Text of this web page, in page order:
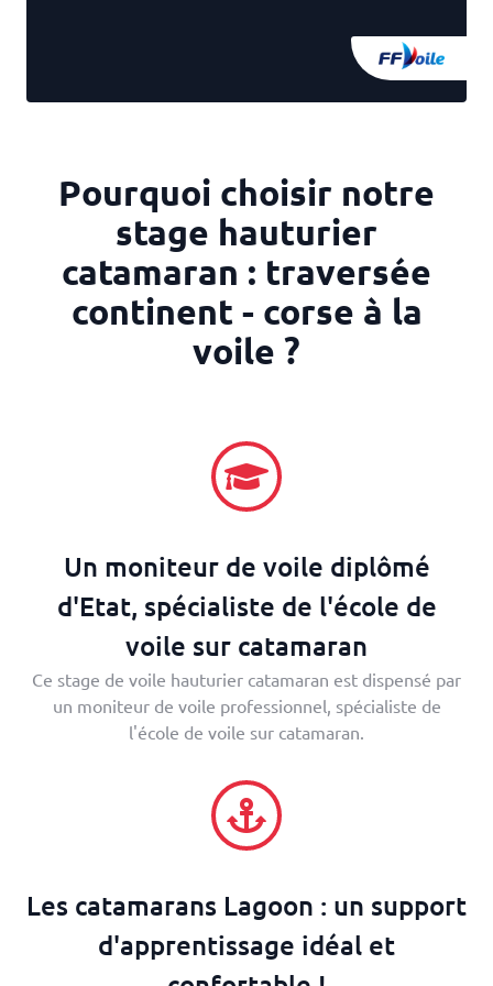
Pourquoi choisir notre
stage hauturier
catamaran : traversée
continent - corse à la
voile ?
Un moniteur de voile diplômé
d'Etat, spécialiste de l'école de
voile sur catamaran
Ce stage de voile hauturier catamaran est dispensé par
un moniteur de voile professionnel, spécialiste de
l'école de voile sur catamaran.
Les catamarans Lagoon : un support
d'apprentissage idéal et